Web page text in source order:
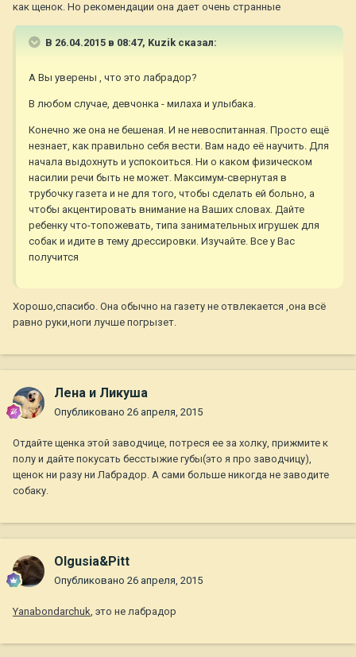
как щенок. Но рекомендации она дает очень странные
В 26.04.2015 в 08:47, Kuzik сказал:
А Вы уверены , что это лабрадор?
В любом случае, девчонка - милаха и улыбака.
Конечно же она не бешеная. И не невоспитанная. Просто ещё
незнает, как правильно себя вести. Вам надо её научить. Для
начала выдохнуть и успокоиться. Ни о каком физическом
насилии речи быть не может. Максимум-свернутая в
трубочку газета и не для того, чтобы сделать ей больно, а
чтобы акцентировать внимание на Ваших словах. Дайте
ребенку что-топожевать, типа занимательных игрушек для
собак и идите в тему дрессировки. Изучайте. Все у Вас
получится
Хорошо,спасибо. Она обычно на газету не отвлекается ,она всё
равно руки,ноги лучше погрызет.
Лена и Ликуша
Опубликовано 26 апреля, 2015
Отдайте щенка этой заводчице, потреся ее за холку, прижмите к
полу и дайте покусать бесстыжие губы(это я про заводчицу),
щенок ни разу ни Лабрадор. А сами больше никогда не заводите
собаку.
Olgusia&Pitt
Опубликовано 26 апреля, 2015
Yanabondarchuk, это не лабрадор